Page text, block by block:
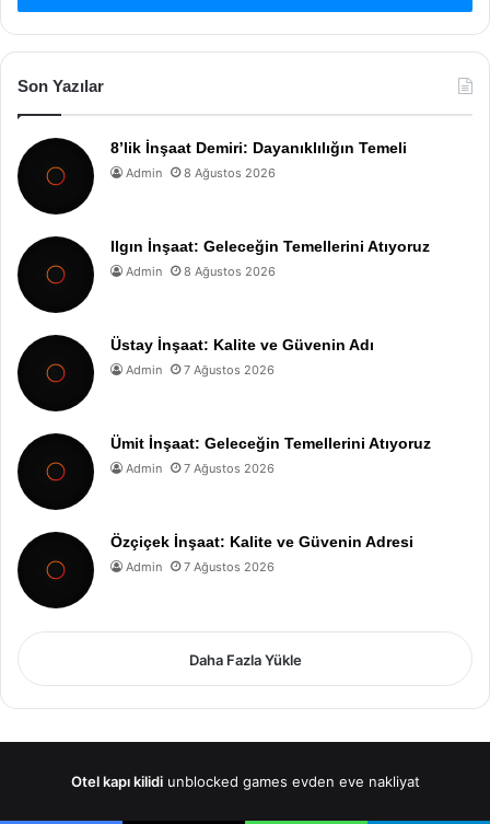
Son Yazılar
8’lik İnşaat Demiri: Dayanıklılığın Temeli
Admin 8 Ağustos 2026
Ilgın İnşaat: Geleceğin Temellerini Atıyoruz
Admin 8 Ağustos 2026
Üstay İnşaat: Kalite ve Güvenin Adı
Admin 7 Ağustos 2026
Ümit İnşaat: Geleceğin Temellerini Atıyoruz
Admin 7 Ağustos 2026
Özçiçek İnşaat: Kalite ve Güvenin Adresi
Admin 7 Ağustos 2026
Daha Fazla Yükle
Otel kapı kilidi unblocked games evden eve nakliyat